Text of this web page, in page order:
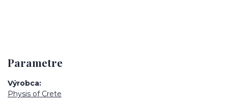
Parametre
Výrobca
Physis of Crete